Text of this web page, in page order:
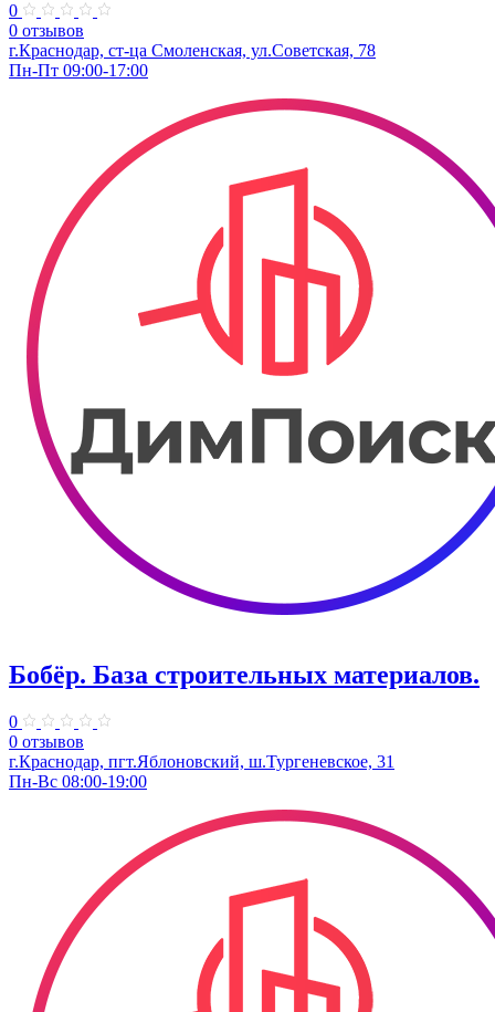
0
0 отзывов
г.Краснодар, ст-ца Смоленская, ул.Советская, 78
Пн-Пт 09:00-17:00
Бобёр. База строительных материалов.
0
0 отзывов
г.Краснодар, пгт.Яблоновский, ш.Тургеневское, 31
Пн-Вс 08:00-19:00